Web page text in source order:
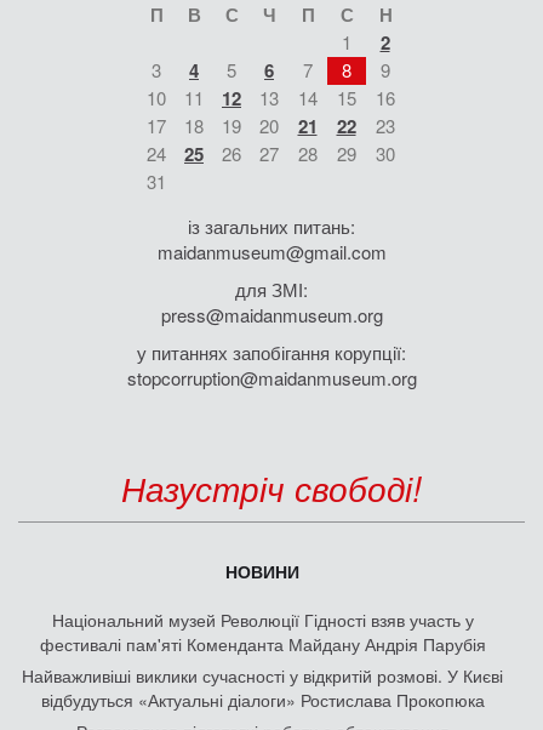
П В С Ч П С Н
1 2
3 4 5 6 7 8
9
10
11 12 13 14 15
16
17
18 19 20 21 22
23
24
25 26 27 28 29
30
31
із загальних питань:
maidanmuseum@gmail.com
для ЗМІ:
press@maidanmuseum.org
у питаннях запобігання корупції:
stopcorruption@maidanmuseum.org
Назустріч свободі!
НОВИНИ
Національний музей Революції Гідності взяв участь у
фестивалі пам'яті Коменданта Майдану Андрія Парубія
Найважливіші виклики сучасності у відкритій розмові. У Києві
відбудуться «Актуальні діалоги» Ростислава Прокопюка